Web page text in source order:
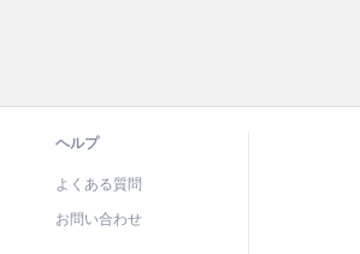
ヘルプ
よくある質問
お問い合わせ